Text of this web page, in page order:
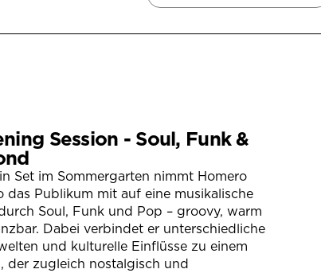
Session - Soul, Funk &
Set im Sommergarten nimmt Homero
das Publikum mit auf eine musikalische
Soul, Funk und Pop – groovy, warm
Dabei verbindet er unterschiedliche
und kulturelle Einflüsse zu einem
der zugleich nostalgisch und